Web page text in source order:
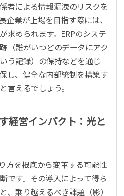
者による情報漏洩のリスクを
企業が上場を目指す際には、
求められます。ERPのシステ
（誰がいつどのデータにアク
う記録）の保持などを通じ
し、健全な内部統制を構築す
言えるでしょう。
経営インパクト：光と
方を根底から変革する可能性
です。その導入によって得ら
、乗り越えるべき課題（影）